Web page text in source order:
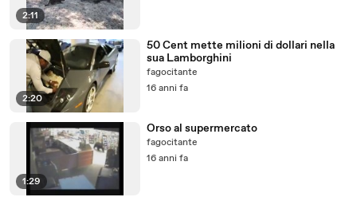
2:11
2:20
50 Cent mette milioni di dollari nella
sua Lamborghini
fagocitante
16 anni fa
1:29
Orso al supermercato
fagocitante
16 anni fa